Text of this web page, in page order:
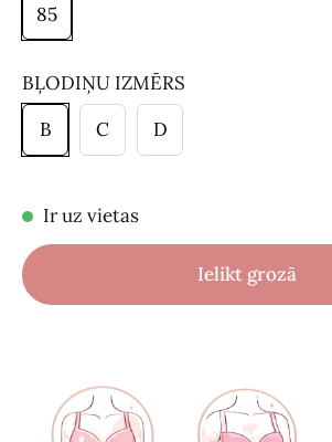
85
BĻODIŅU IZMĒRS
B
C D
Ir uz vietas
Ielikt grozā